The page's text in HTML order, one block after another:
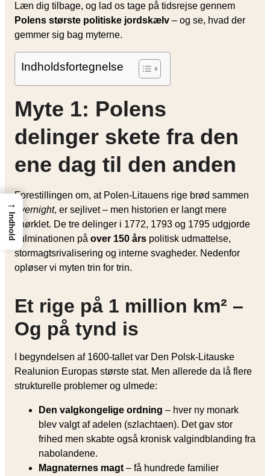
Læn dig tilbage, og lad os tage på tidsrejse gennem
Polens største politiske jordskælv – og se, hvad der
gemmer sig bag myterne.
Indholdsfortegnelse
Myte 1: Polens
delinger skete fra den
ene dag til den anden
Forestillingen om, at Polen‐Litauens rige brød sammen
overnight, er sejlivet – men historien er langt mere
snørklet. De tre delinger i 1772, 1793 og 1795 udgjorde
kulminationen på over 150 års politisk udmattelse,
stormagtsrivalisering og interne svagheder. Nedenfor
opløser vi myten trin for trin.
Et rige på 1 million km² –
Og på tynd is
I begyndelsen af 1600-tallet var Den Polsk-Litauske
Realunion Europas største stat. Men allerede da lå flere
strukturelle problemer og ulmede:
Den valgkongelige ordning – hver ny monark
blev valgt af adelen (szlachtaen). Det gav stor
frihed men skabte også kronisk valgindblanding fra
nabolandene.
Magnaternes magt – få hundrede familier
→
Indhold